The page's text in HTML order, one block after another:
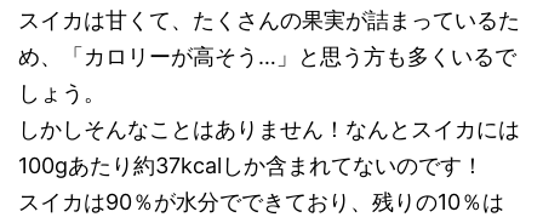
スイカは甘くて、たくさんの果実が詰まっているた
め、「カロリーが高そう…」と思う方も多くいるで
しょう。
しかしそんなことはありません！なんとスイカには
100gあたり約37kcalしか含まれてないのです！
スイカは90％が水分でできており、残りの10％は